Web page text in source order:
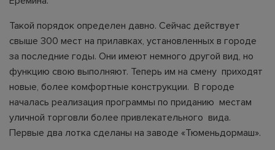
Такой порядок определен давно. Сейчас действует
свыше 300 мест на прилавках, установленных в городе
за последние годы. Они имеют немного другой вид, но
функцию свою выполняют. Теперь им на смену приходят
новые, более комфортные конструкции. В городе
началась реализация программы по приданию местам
уличной торговли более привлекательного вида.
Первые два лотка сделаны на заводе «Тюменьдормаш».